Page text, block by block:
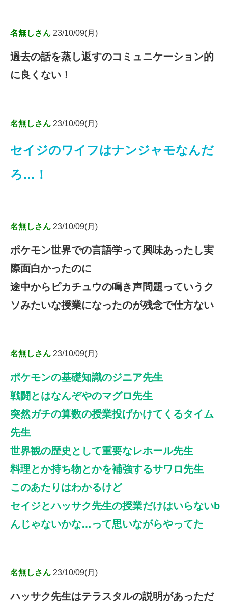
名無しさん 23/10/09(月)
過去の話を蒸し返すのコミュニケーション的
に良くない！
名無しさん 23/10/09(月)
セイジのワイフはナンジャモなんだ
ろ…！
名無しさん 23/10/09(月)
ポケモン世界での言語学って興味あったし実
際面白かったのに
途中からピカチュウの鳴き声問題っていうク
ソみたいな授業になったのが残念で仕方ない
名無しさん 23/10/09(月)
ポケモンの基礎知識のジニア先生
戦闘とはなんぞやのマグロ先生
突然ガチの算数の授業投げかけてくるタイム
先生
世界観の歴史として重要なレホール先生
料理とか持ち物とかを補強するサワロ先生
このあたりはわかるけど
セイジとハッサク先生の授業だけはいらないb
んじゃないかな…って思いながらやってた
名無しさん 23/10/09(月)
ハッサク先生はテラスタルの説明があっただ